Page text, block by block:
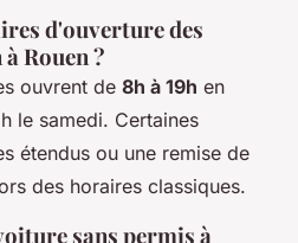
d'ouverture des
Rouen ?
ouvrent de 8h à 19h en
le samedi. Certaines
étendus ou une remise de
des horaires classiques.
sans permis à